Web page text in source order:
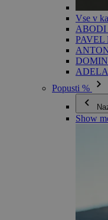
Vse v
Popusti %
Show